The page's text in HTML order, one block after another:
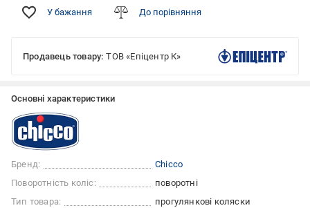
У бажання До порівняння
Продавець товару: ТОВ «Епіцентр К»
Основні характеристики
Бренд:
Chicco
Поворотність коліс:
поворотні
Тип товара:
прогулянкові коляски